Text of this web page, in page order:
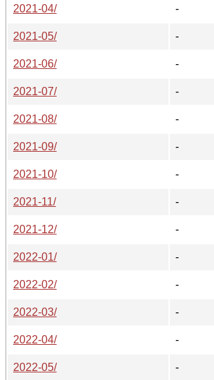
2021-04/ -
2021-05/
-
2021-06/
-
2021-07/
-
2021-08/
-
2021-09/
-
2021-10/
-
2021-11/
-
2021-12/
-
2022-01/
-
2022-02/
-
2022-03/
-
2022-04/
-
2022-05/
-